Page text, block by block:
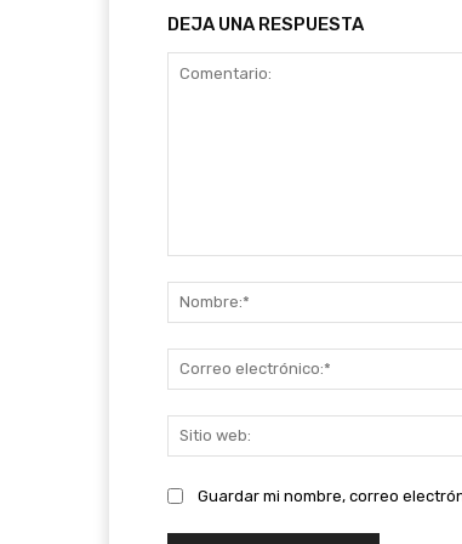
DEJA UNA RESPUESTA
Guardar mi nombre, correo